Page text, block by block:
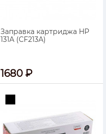
Заправка картриджа HP
131A (CF213A)
1680 ₽